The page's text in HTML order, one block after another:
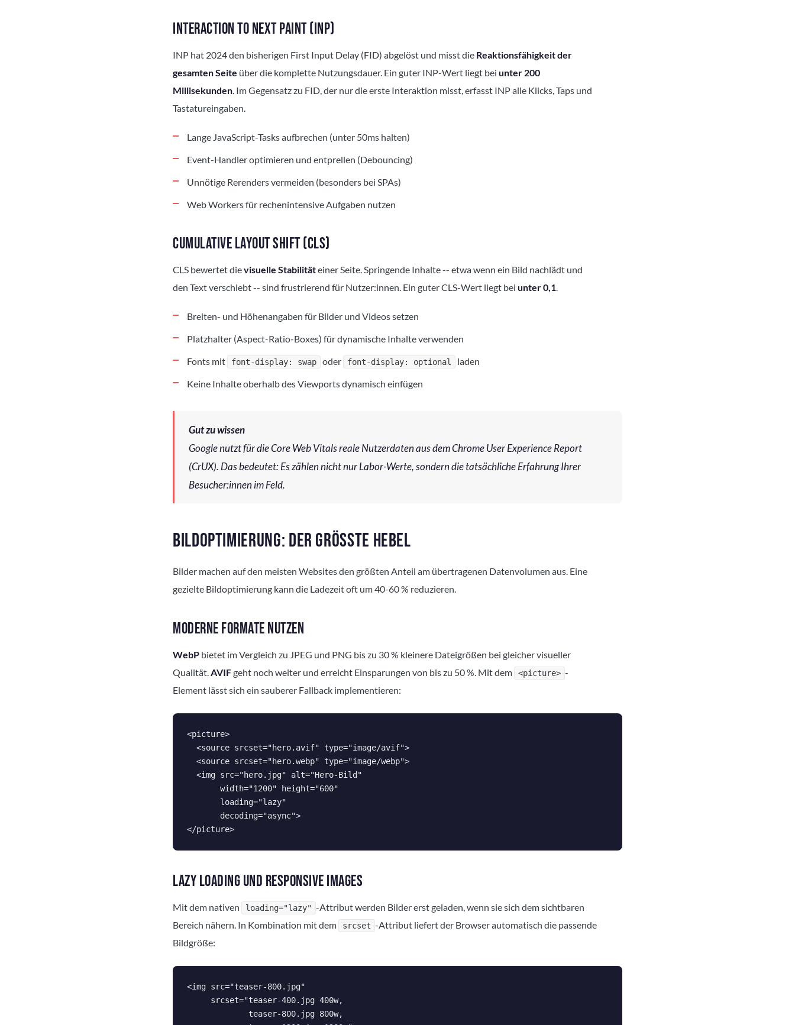
INTERACTION TO NEXT PAINT (INP)
INP hat 2024 den bisherigen First Input Delay (FID) abgelöst und misst die Reaktionsfähigkeit der
gesamten Seite über die komplette Nutzungsdauer. Ein guter INP-Wert liegt bei unter 200
Millisekunden. Im Gegensatz zu FID, der nur die erste Interaktion misst, erfasst INP alle Klicks, Taps und
Tastatureingaben.
Lange JavaScript-Tasks aufbrechen (unter 50ms halten)
Event-Handler optimieren und entprellen (Debouncing)
Unnötige Rerenders vermeiden (besonders bei SPAs)
Web Workers für rechenintensive Aufgaben nutzen
CUMULATIVE LAYOUT SHIFT (CLS)
CLS bewertet dievisuelle Stabilitäteiner Seite. Springende Inhalte -- etwa wenn ein Bild nachlädt und
den Text verschiebt -- sind frustrierend für Nutzer:innen. Ein guter CLS-Wert liegt bei unter 0,1.
Breiten- und Höhenangaben für Bilder und Videos setzen
Platzhalter (Aspect-Ratio-Boxes) für dynamische Inhalte verwenden
Fonts mit
font-display: swap oder font-display: optional
laden
Keine Inhalte oberhalb des Viewports dynamisch einfügen
Gut zu wissen
Google nutzt für die Core Web Vitals reale Nutzerdaten aus dem Chrome User Experience Report
(CrUX). Das bedeutet: Es zählen nicht nur Labor-Werte, sondern die tatsächliche Erfahrung Ihrer
Besucher:innen im Feld.
BILDOPTIMIERUNG: DER GRÖSSTE HEBEL
Bilder machen auf den meisten Websites den größten Anteil am übertragenen Datenvolumen aus. Eine
gezielte Bildoptimierung kann die Ladezeit oft um 40-60 % reduzieren.
MODERNE FORMATE NUTZEN
WebP bietet im Vergleich zu JPEG und PNG bis zu 30 % kleinere Dateigrößen bei gleicher visueller
Qualität.AVIFgeht noch weiter und erreicht Einsparungen von bis zu 50 %. Mit dem <picture> -
Element lässt sich ein sauberer Fallback implementieren:
<picture>
  <source srcset="hero.avif" type="image/avif">
  <source srcset="hero.webp" type="image/webp">
  <img src="hero.jpg" alt="Hero-Bild"
       width="1200" height="600"
       loading="lazy"
       decoding="async">
LAZY LOADING UND RESPONSIVE IMAGES
Mit dem nativen loading="lazy" -Attribut werden Bilder erst geladen, wenn sie sich dem sichtbaren
Bereich nähern. In Kombination mit dem
srcset -Attribut liefert der Browser automatisch die passende
Bildgröße:
<img src="teaser-800.jpg"
     srcset="teaser-400.jpg 400w,
             teaser-800.jpg 800w,